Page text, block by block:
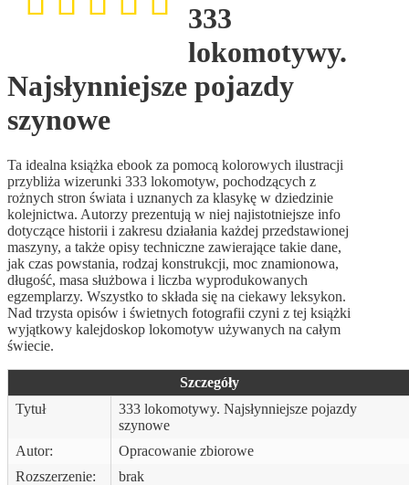
333
lokomotywy.
Najsłynniejsze pojazdy
szynowe
Ta idealna książka ebook za pomocą kolorowych ilustracji
przybliża wizerunki 333 lokomotyw, pochodzących z
rożnych stron świata i uznanych za klasykę w dziedzinie
kolejnictwa. Autorzy prezentują w niej najistotniejsze info
dotyczące historii i zakresu działania każdej przedstawionej
maszyny, a także opisy techniczne zawierające takie dane,
jak czas powstania, rodzaj konstrukcji, moc znamionowa,
długość, masa służbowa i liczba wyprodukowanych
egzemplarzy. Wszystko to składa się na ciekawy leksykon.
Nad trzysta opisów i świetnych fotografii czyni z tej książki
wyjątkowy kalejdoskop lokomotyw używanych na całym
świecie.
Szczegóły
Tytuł
333 lokomotywy. Najsłynniejsze pojazdy
szynowe
Autor:
Opracowanie zbiorowe
Rozszerzenie:
brak